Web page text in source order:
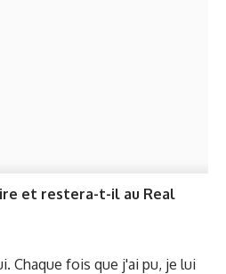
et restera-t-il au Real
Chaque fois que j'ai pu, je lui